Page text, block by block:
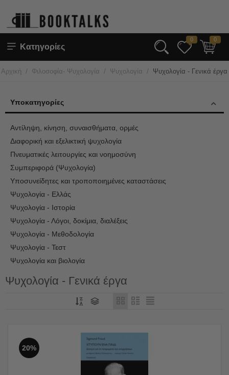
Κατηγορίες
0 0
Αρχική / Φιλοσοφία- Ψυχολογία / Ψυχολογία / Ψυχολογία - Γενικά έργα
Υποκατηγορίες
Αντίληψη, κίνηση, συναισθήματα, ορμές
Διαφορική και εξελικτική ψυχολογία
Πνευματικές λειτουργίες και νοημοσύνη
Συμπεριφορά (Ψυχολογία)
Υποσυνείδητες και τροποποιημένες καταστάσεις
Ψυχολογία - Ελλάς
Ψυχολογία - Ιστορία
Ψυχολογία - Λόγοι, δοκίμια, διαλέξεις
Ψυχολογία - Μεθοδολογία
Ψυχολογία - Τεστ
Ψυχολογία και βιολογία
Ψυχολογία - Γενικά έργα
20%